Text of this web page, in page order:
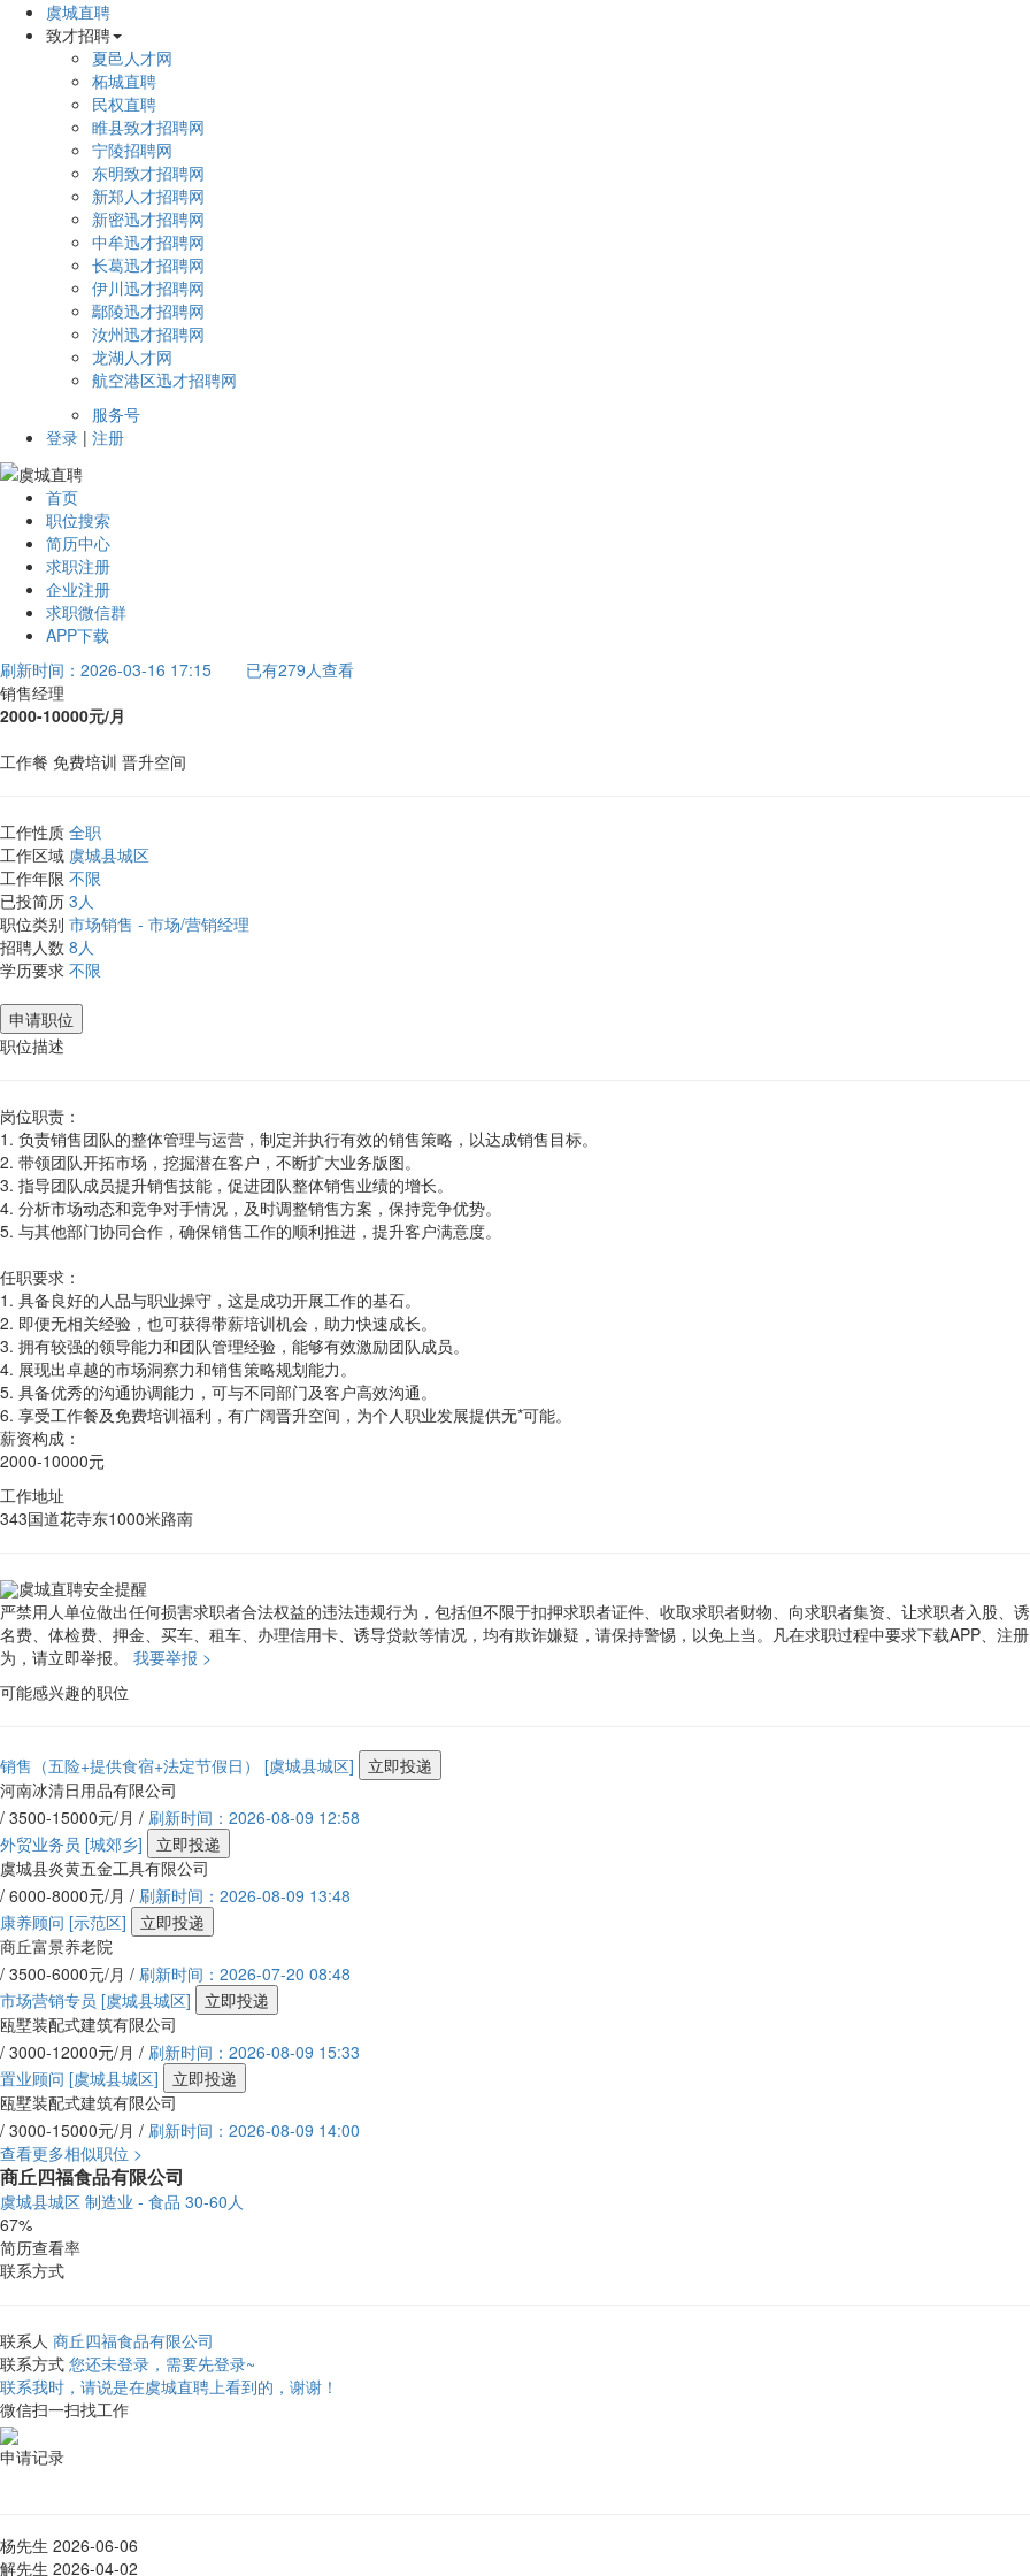
虞城直聘
致才招聘
夏邑人才网
柘城直聘
民权直聘
睢县致才招聘网
宁陵招聘网
东明致才招聘网
新郑人才招聘网
新密迅才招聘网
中牟迅才招聘网
长葛迅才招聘网
伊川迅才招聘网
鄢陵迅才招聘网
汝州迅才招聘网
龙湖人才网
航空港区迅才招聘网
服务号
登录 | 注册
首页
职位搜索
简历中心
求职注册
企业注册
求职微信群
APP下载
刷新时间：2026-03-16 17:15
已有279人查看
销售经理
2000-10000元/月
工作餐 免费培训 晋升空间
工作性质 全职
工作区域 虞城县城区
工作年限 不限
已投简历 3人
职位类别 市场销售 - 市场/营销经理
招聘人数 8人
学历要求 不限
申请职位
职位描述
岗位职责：
1. 负责销售团队的整体管理与运营，制定并执行有效的销售策略，以达成销售目标。
2. 带领团队开拓市场，挖掘潜在客户，不断扩大业务版图。
3. 指导团队成员提升销售技能，促进团队整体销售业绩的增长。
4. 分析市场动态和竞争对手情况，及时调整销售方案，保持竞争优势。
5. 与其他部门协同合作，确保销售工作的顺利推进，提升客户满意度。
任职要求：
1. 具备良好的人品与职业操守，这是成功开展工作的基石。
2. 即便无相关经验，也可获得带薪培训机会，助力快速成长。
3. 拥有较强的领导能力和团队管理经验，能够有效激励团队成员。
4. 展现出卓越的市场洞察力和销售策略规划能力。
5. 具备优秀的沟通协调能力，可与不同部门及客户高效沟通。
6. 享受工作餐及免费培训福利，有广阔晋升空间，为个人职业发展提供无*可能。
薪资构成：
2000-10000元
工作地址
343国道花寺东1000米路南
虞城直聘安全提醒
严禁用人单位做出任何损害求职者合法权益的违法违规行为，包括但不限于扣押求职者证件、收取求职者财物、向求职者集资、让求职者入股
名费、体检费、押金、买车、租车、办理信用卡、诱导贷款等情况，均有欺诈嫌疑，请保持警惕，以免上当。凡在求职过程中要求下载APP、注
为，请立即举报。 我要举报 >
可能感兴趣的职位
销售（五险+提供食宿+法定节假日） [虞城县城区]
立即投递
河南冰清日用品有限公司
/ 3500-15000元/月 / 刷新时间：2026-08-09 12:58
外贸业务员 [城郊乡]
立即投递
虞城县炎黄五金工具有限公司
/ 6000-8000元/月 / 刷新时间：2026-08-09 13:48
康养顾问 [示范区]
立即投递
商丘富景养老院
/ 3500-6000元/月 / 刷新时间：2026-07-20 08:48
市场营销专员 [虞城县城区]
立即投递
瓯墅装配式建筑有限公司
/ 3000-12000元/月 / 刷新时间：2026-08-09 15:33
置业顾问 [虞城县城区]
立即投递
瓯墅装配式建筑有限公司
/ 3000-15000元/月 / 刷新时间：2026-08-09 14:00
查看更多相似职位 >
商丘四福食品有限公司
虞城县城区 制造业 - 食品 30-60人
67%
简历查看率
联系方式
联系人 商丘四福食品有限公司
联系方式 您还未登录，需要先登录~
联系我时，请说是在虞城直聘上看到的，谢谢！
微信扫一扫找工作
申请记录
杨先生 2026-06-06
解先生 2026-04-02